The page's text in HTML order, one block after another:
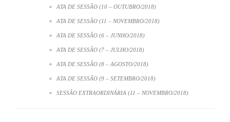
ATA DE SESSÃO (10 – OUTUBRO/2018)
ATA DE SESSÃO (11 – NOVEMBRO/2018)
ATA DE SESSÃO (6 – JUNHO/2018)
ATA DE SESSÃO (7 – JULHO/2018)
ATA DE SESSÃO (8 – AGOSTO/2018)
ATA DE SESSÃO (9 – SETEMBRO/2018)
SESSÃO EXTRAORDINÁRIA (11 – NOVEMBRO/2018)